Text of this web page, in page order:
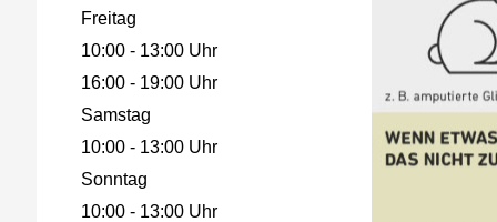
Freitag
10:00 - 13:00 Uhr
16:00 - 19:00 Uhr
Samstag
10:00 - 13:00 Uhr
Sonntag
10:00 - 13:00 Uhr